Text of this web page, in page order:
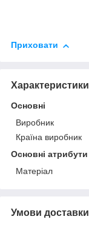
Приховати
Характеристики
Основні
Виробник
Країна виробник
Основні атрибути
Матеріал
Умови доставки